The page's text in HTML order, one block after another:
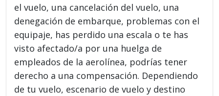
el vuelo, una cancelación del vuelo, una
denegación de embarque, problemas con el
equipaje, has perdido una escala o te has
visto afectado/a por una huelga de
empleados de la aerolínea, podrías tener
derecho a una compensación. Dependiendo
de tu vuelo, escenario de vuelo y destino